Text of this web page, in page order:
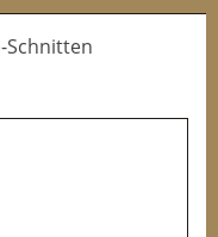
Schnitten